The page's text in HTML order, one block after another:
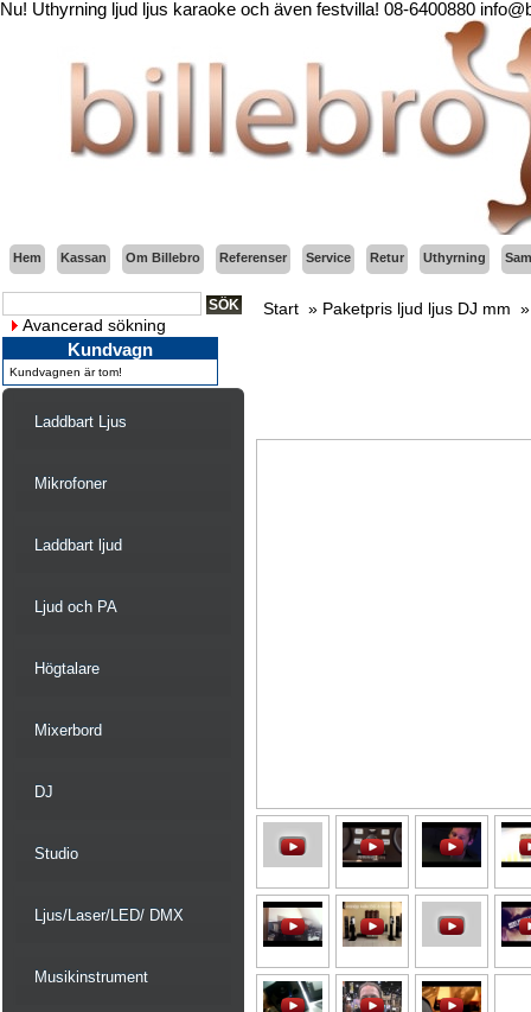
Nu! Uthyrning ljud ljus karaoke och även festvilla! 08-6400880
Hem Kassan Om Billebro Referenser Service Retur Uthyrning
Avancerad sökning
Kundvagn
Kundvagnen är tom!
Laddbart Ljus
Mikrofoner
Laddbart ljud
Ljud och PA
Högtalare
Mixerbord
DJ
Studio
Ljus/Laser/LED/ DMX
Musikinstrument
Start » Paketpris ljud ljus DJ mm